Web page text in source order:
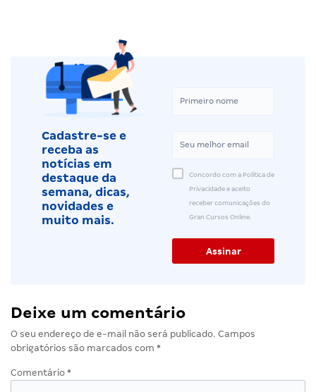
Cadastre-se e
receba as
notícias em
destaque da
semana, dicas,
novidades e
muito mais.
Concordo com a Política de
Privacidade e aceito
receber comunicações do
Gran Cursos Online.
Deixe um comentário
O seu endereço de e-mail não será publicado. Campos
obrigatórios são marcados com *
Comentário *